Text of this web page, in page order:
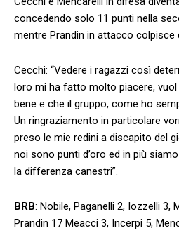
concedendo solo 11 punti nella
mentre Prandin in attacco colpisce
Cecchi: “Vedere i ragazzi così
loro mi ha fatto molto piacere,
bene e che il gruppo, come ho
Un ringraziamento in particolare
preso le mie redini a discapito del
noi sono punti d’oro ed in più
la differenza canestri”.
BRB: Nobile, Paganelli 2, Iozzelli 3,
Prandin 17 Meacci 3, Incerpi 5,